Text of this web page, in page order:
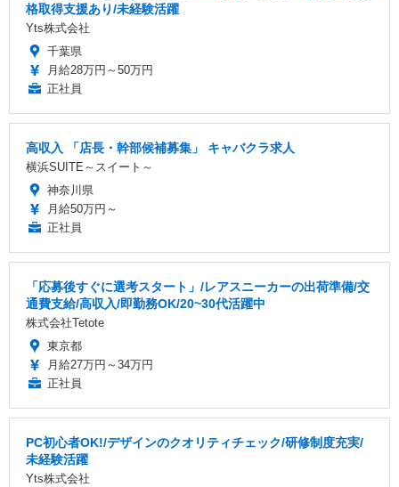
格取得支援あり/未経験活躍
Yts株式会社
千葉県
月給28万円～50万円
正社員
高収入 「店長・幹部候補募集」 キャバクラ求人
横浜SUITE～スイート～
神奈川県
月給50万円～
正社員
「応募後すぐに選考スタート」/レアスニーカーの出荷準備/交
通費支給/高収入/即勤務OK/20~30代活躍中
株式会社Tetote
東京都
月給27万円～34万円
正社員
PC初心者OK!/デザインのクオリティチェック/研修制度充実/
未経験活躍
Yts株式会社